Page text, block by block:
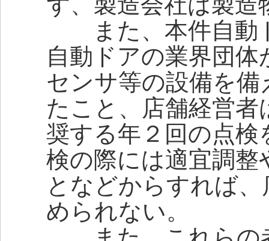
また、本件自動
自動ドアの業界団
センサ等の設備を
たこと、店舗経営
奨する年２回の点
検の際には適宜調
となどからすれば
められない。